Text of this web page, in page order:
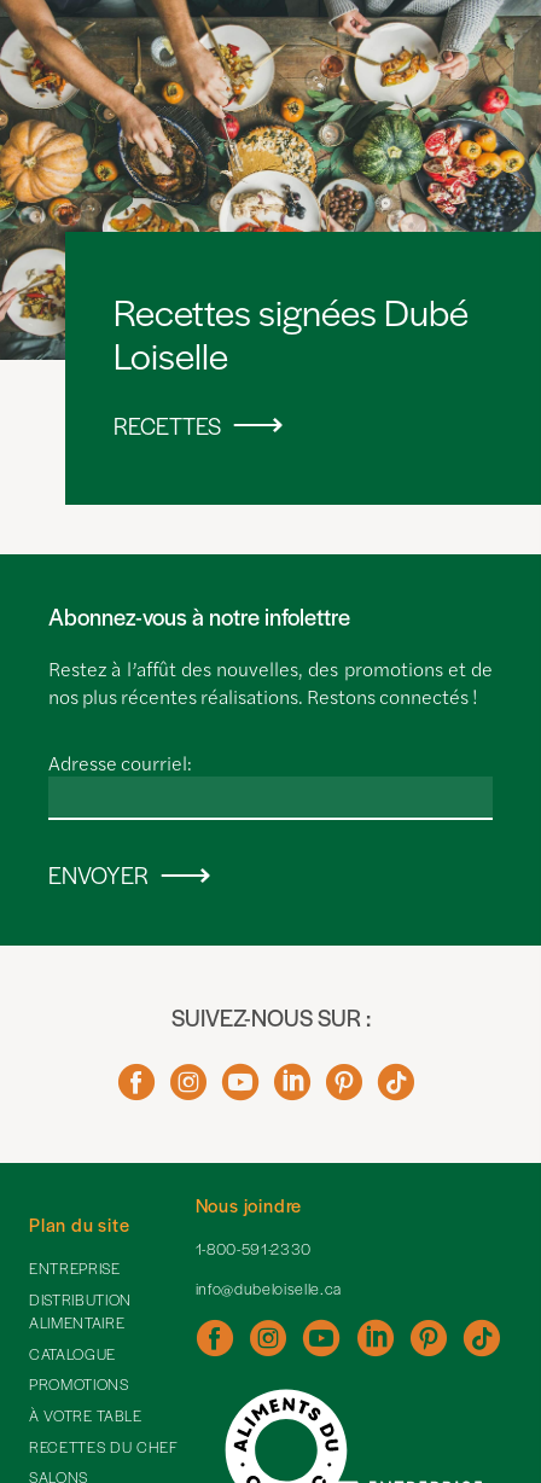
Recettes signées Dubé
Loiselle
RECETTES
Abonnez-vous à notre infolettre
Restez à l’affût des nouvelles, des promotions et de
nos plus récentes réalisations. Restons connectés !
Adresse courriel:
ENVOYER
SUIVEZ-NOUS SUR :
Nous joindre
1-800-591-2330
info@dubeloiselle.ca
Plan du site
ENTREPRISE
DISTRIBUTION
ALIMENTAIRE
CATALOGUE
PROMOTIONS
À VOTRE TABLE
RECETTES DU CHEF
SALONS